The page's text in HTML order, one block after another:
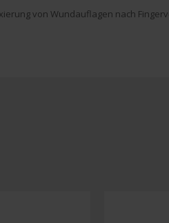
von Wundauflagen nach